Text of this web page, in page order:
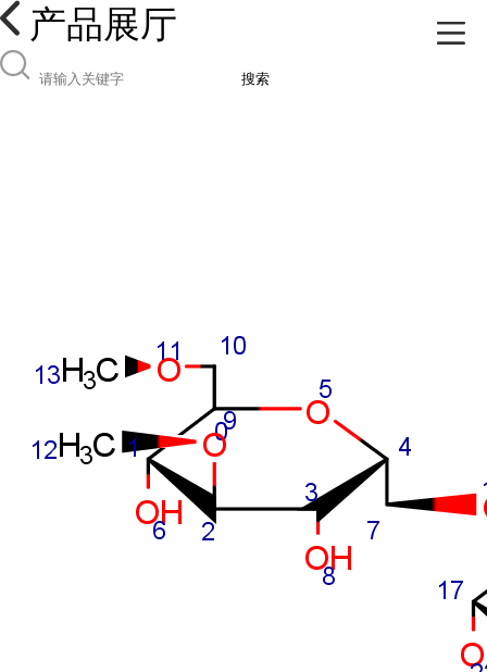
产品展厅
搜索